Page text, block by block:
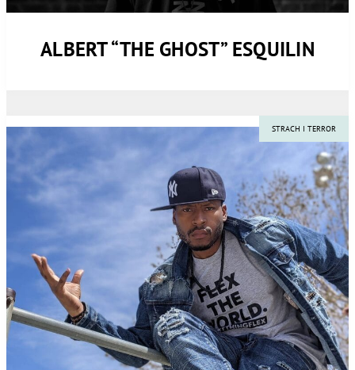
ALBERT “THE GHOST” ESQUILIN
STRACH I TERROR